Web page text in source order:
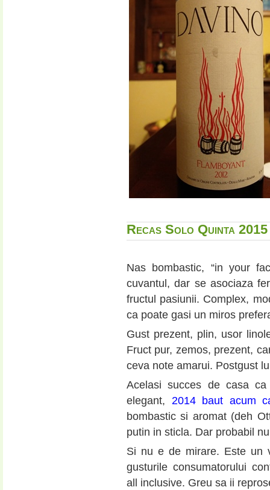
Recas Solo Quinta 2015
Nas bombastic, “in your
cuvantul, dar se asociaza
fructul pasiunii. Complex,
ca poate gasi un miros
Gust prezent, plin, usor
Fruct pur, zemos, prezent,
ceva note amarui. Postgust
Acelasi succes de casa
elegant, 2014 baut acum
bombastic si aromat (deh
putin in sticla. Dar probabil
Si nu e de mirare. Este un
gusturile consumatorului
all inclusive. Greu sa ii